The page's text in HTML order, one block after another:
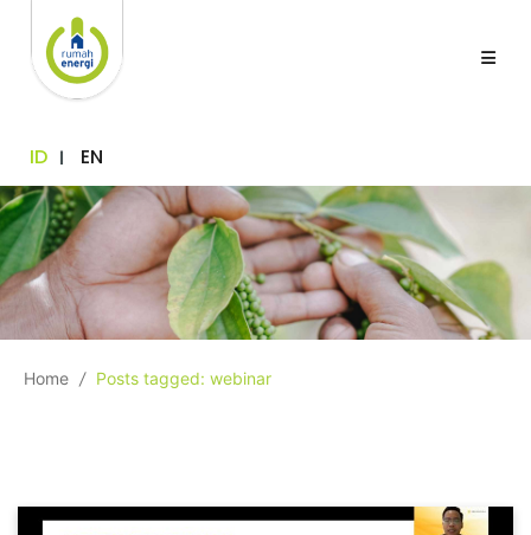
ID EN
Home / Posts tagged: webinar